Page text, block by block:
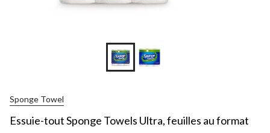
Sponge Towel
Essuie-tout Sponge Towels Ultra, feuilles au format